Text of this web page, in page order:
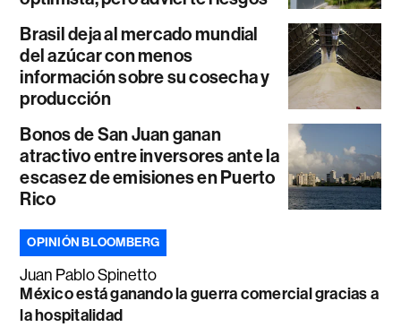
Brasil deja al mercado mundial
del azúcar con menos
información sobre su cosecha y
producción
Bonos de San Juan ganan
atractivo entre inversores ante la
escasez de emisiones en Puerto
Rico
OPINIÓN BLOOMBERG
Juan Pablo Spinetto
México está ganando la guerra comercial gracias a
la hospitalidad